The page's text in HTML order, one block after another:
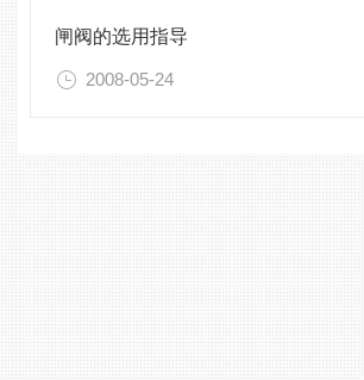
闸阀的选用指导
2008-05-24